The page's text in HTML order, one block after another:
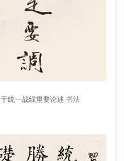
统一战线重要论述 书法